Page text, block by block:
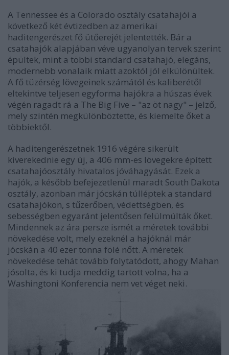
A Tennessee és a Colorado osztály csatahajói a
következő két évtizedben az amerikai
haditengerészet fő ütőerejét jelentették. Bár a
csatahajók alapjában véve ugyanolyan tervek szerint
épültek, mint a többi standard csatahajó, elegáns,
modernebb vonalaik miatt azoktól jól elkülönültek.
A fő tüzérség lövegeinek számától és kaliberétől
eltekintve teljesen egyforma hajókra a húszas évek
végén ragadt rá a The Big Five – "az öt nagy" – jelző,
mely szintén megkülönböztette, és kiemelte őket a
többiektől.
A haditengerészetnek 1916 végére sikerült
kiverekednie egy új, a 406 mm-es lövegekre épített
csatahajóosztály hivatalos jóváhagyását. Ezek a
hajók, a később befejezetlenül maradt South Dakota
osztály, azonban már jócskán túlléptek a standard
csatahajókon, s tűzerőben, védettségben, és
sebességben egyaránt jelentősen felülmúlták őket.
Mindennek az ára persze ismét a méretek további
növekedése volt, mely ezeknél a hajóknál már
jócskán a 40 ezer tonna fölé nőtt. A méretek
növekedése tehát tovább folytatódott, ahogy Mahan
jósolta, és ki tudja meddig tartott volna, ha a
Washingtoni Konferencia nem vet véget neki.